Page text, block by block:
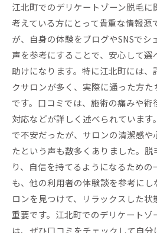
江北町でのデリケートゾーン脱毛に
考えている方にとって貴重な情報源
が、自身の体験をブログやSNSでシ
声を参考にすることで、安心して
助けになります。特に江北町には、
クサロンが多く、実際に通った方
です。口コミでは、施術の痛みや術
対応などが詳しく述べられていま
で不安だったが、サロンの清潔感
たという声も数多くありました。
り、自信を持てるようになるための
も、他の利用者の体験談を参考に
ロンを見つけて、リラックスした
重要です。江北町でのデリケートゾ
は、ぜひ口コミをチェックして自